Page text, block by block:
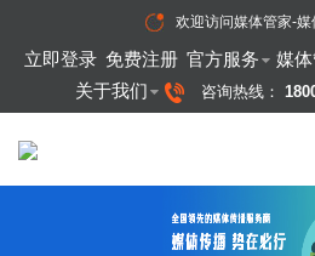
欢迎访问媒体管家-媒
立即登录 免费注册 官方服务 媒
关于我们
咨询热线：